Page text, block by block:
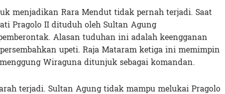
menjadikan Rara Mendut tidak pernah terjadi. Saat
Pragolo II dituduh oleh Sultan Agung
Alasan tuduhan ini adalah keengganan
upeti. Raja Mataram ketiga ini memimpin
Wiraguna ditunjuk sebagai komandan.
terjadi. Sultan Agung tidak mampu melukai Pragolo